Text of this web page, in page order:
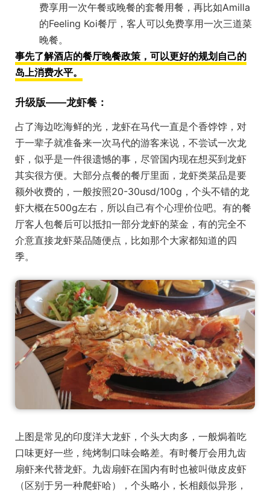
费享用一次午餐或晚餐的套餐用餐，再比如Amilla
的Feeling Koi餐厅，客人可以免费享用一次三道菜
晚餐。
事先了解酒店的餐厅晚餐政策，可以更好的规划自己的
岛上消费水平。
升级版——龙虾餐：
占了海边吃海鲜的光，龙虾在马代一直是个香饽饽，对
于一辈子就准备来一次马代的游客来说，不尝试一次龙
虾，似乎是一件很遗憾的事，尽管国内现在想买到龙虾
其实很方便。大部分点餐的餐厅里面，龙虾类菜品是要
额外收费的，一般按照20-30usd/100g，个头不错的龙
虾大概在500g左右，所以自己有个心理价位吧。有的餐
厅客人包餐后可以抵扣一部分龙虾的菜金，有的完全不
介意直接龙虾菜品随便点，比如那个大家都知道的四
季。
上图是常见的印度洋大龙虾，个头大肉多，一般焗着吃
口味更好一些，纯烤制口味会略差。有时餐厅会用九齿
扇虾来代替龙虾。九齿扇虾在国内有时也被叫做皮皮虾
（区别于另一种爬虾哈），个头略小，长相颇似异形，